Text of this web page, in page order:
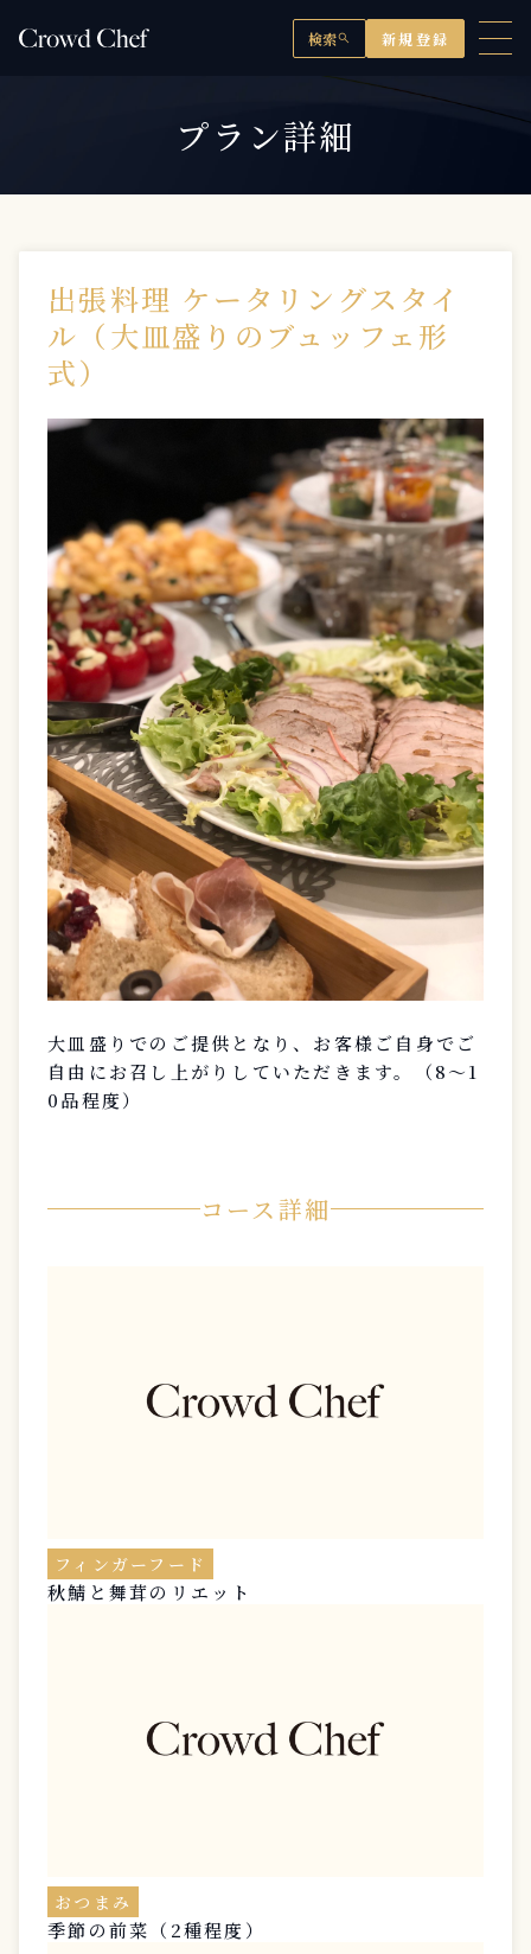
検索search 新規登録
プラン詳細
出張料理 ケータリングスタイ
ル（大皿盛りのブュッフェ形
式）
大皿盛りでのご提供となり、お客様ご自身でご
自由にお召し上がりしていただきます。（8〜1
0品程度）
コース詳細
フィンガーフード
秋鯖と舞茸のリエット
おつまみ
季節の前菜（2種程度）